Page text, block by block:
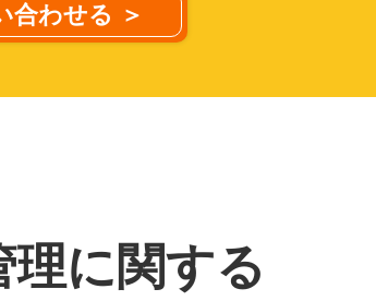
合わせる ＞
に関する